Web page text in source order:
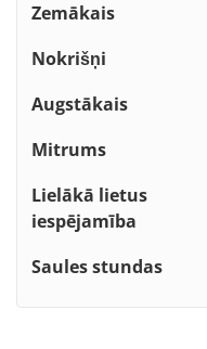
Zemākais
Nokrišņi
Augstākais
Mitrums
Lielākā lietus
iespējamība
Saules stundas